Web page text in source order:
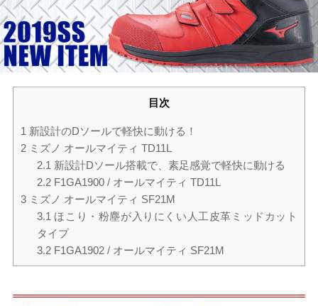
目次
1 新設計のDソールで軽快に動ける！
2 ミズノ オールマイティ TD11L
2.1 新設計Dソール搭載で、素足感覚で軽快に動ける
2.2F1GA1900 / オールマイティ TD11L
3 ミズノ オールマイティ SF21M
3.1 ほこり・粉塵が入りにくい人工皮革ミッドカット
タイプ
3.2F1GA1902 / オールマイティ SF21M